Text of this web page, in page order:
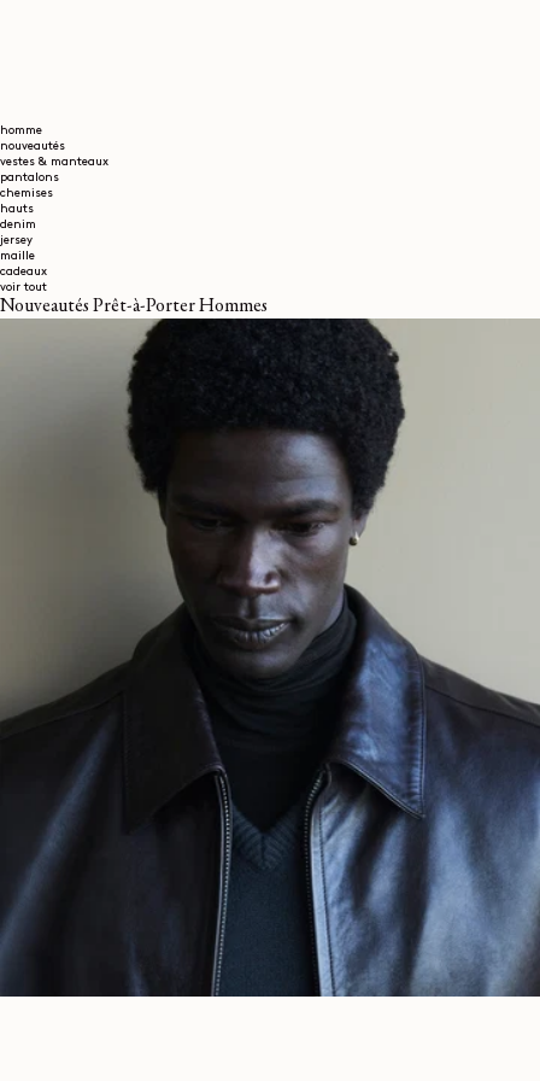
homme
nouveautés
vestes & manteaux
pantalons
chemises
hauts
denim
jersey
maille
cadeaux
voir tout
Nouveautés Prêt-à-Porter Hommes